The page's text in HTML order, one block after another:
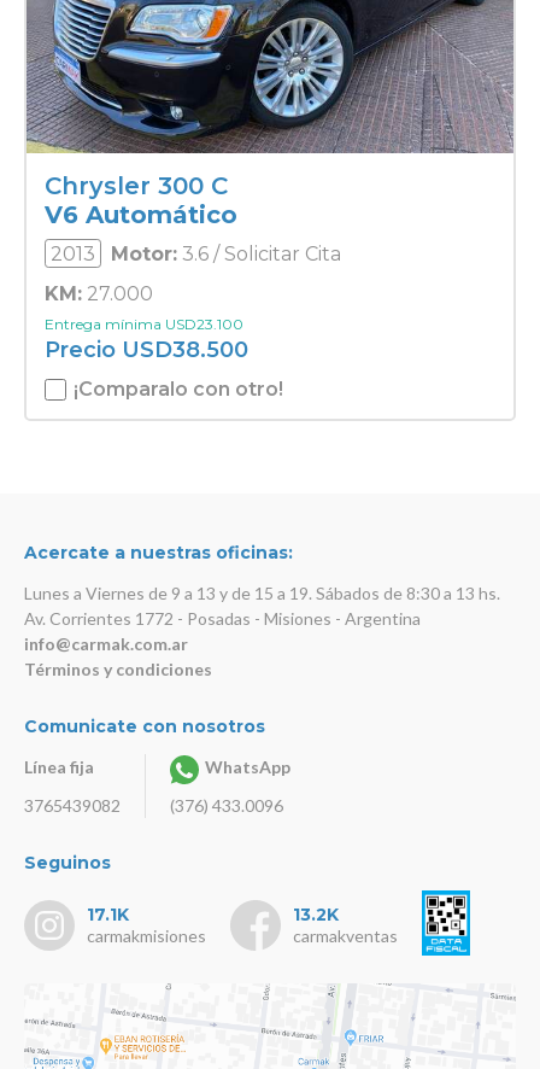
Chrysler 300 C
V6 Automático
2013 Motor: 3.6 / Solicitar Cita
KM: 27.000
Entrega mínima USD23.100
Precio USD38.500
¡Comparalo con otro!
Acercate a nuestras oficinas:
Lunes a Viernes de 9 a 13 y de 15 a 19. Sábados de 8:30 a 13 hs.
Av. Corrientes 1772 - Posadas - Misiones - Argentina
info@carmak.com.ar
Términos y condiciones
Comunicate con nosotros
Línea fija
3765439082
WhatsApp
(376) 433.0096
Seguinos
17.1K
carmakmisiones
13.2K
carmakventas